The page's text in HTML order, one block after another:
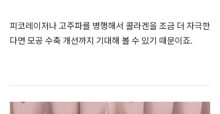
피코레이저나 고주파를 병행해서 콜라겐을 조금 더 자극한
다면 모공 수축 개선까지 기대해 볼 수 있기 때문이죠.